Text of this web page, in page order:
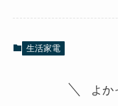
生活家電
よか